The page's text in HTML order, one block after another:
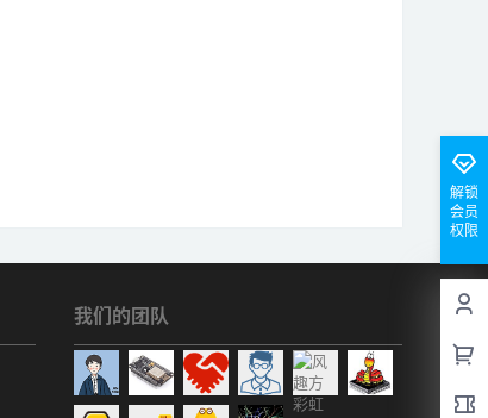
解锁
会员
权限
我们的团队